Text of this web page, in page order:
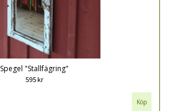
Spegel "Stallfägring"
595 kr